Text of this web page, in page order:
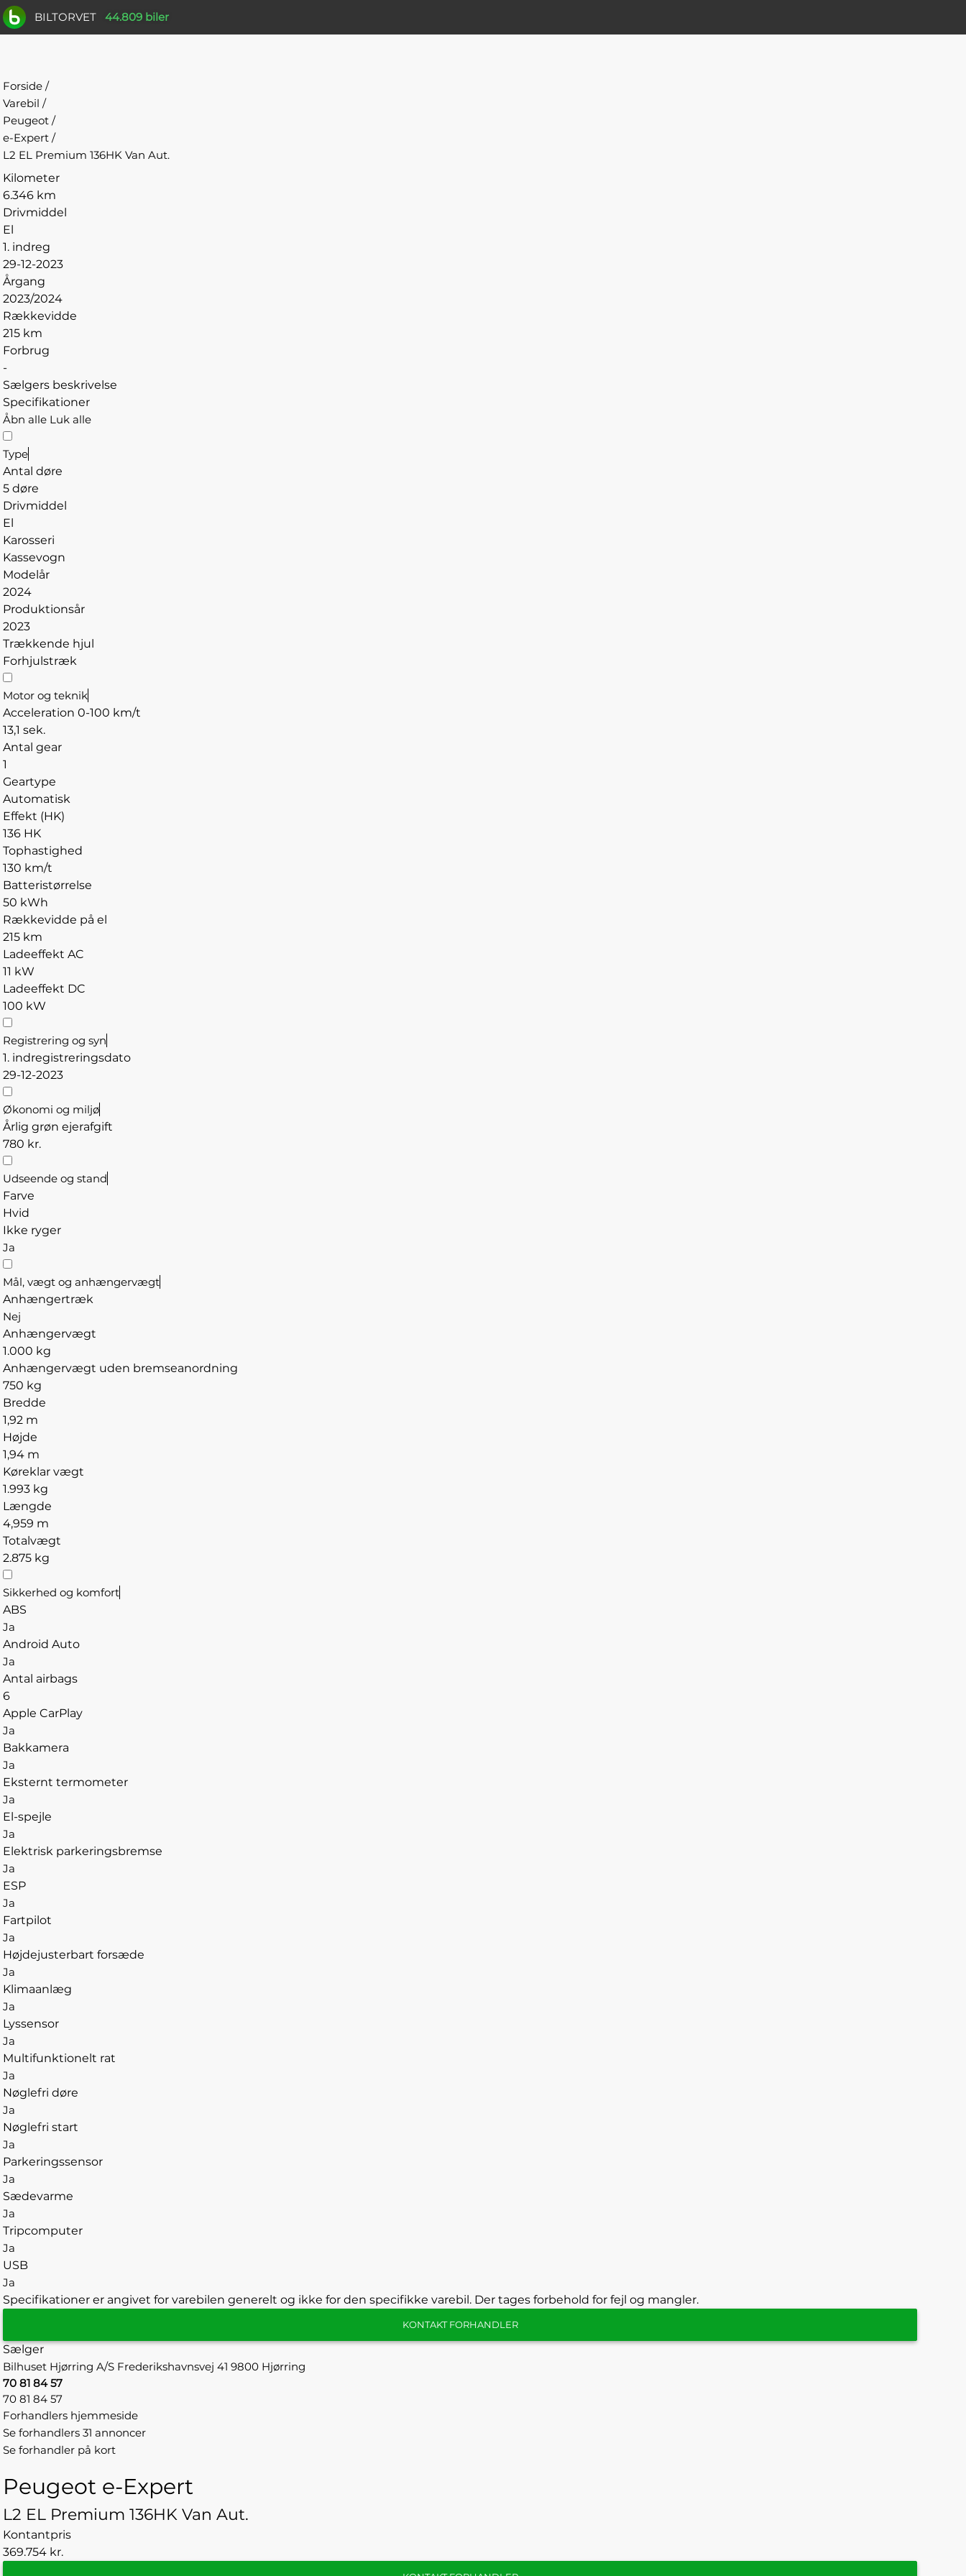
BILTORVET 44.809 biler
Forside /
Varebil /
Peugeot /
e-Expert /
L2 EL Premium 136HK Van Aut.
Kilometer
6.346 km
Drivmiddel
El
1. indreg
29-12-2023
Årgang
2023/2024
Rækkevidde
215 km
Forbrug
-
Sælgers beskrivelse
Specifikationer
Åbn alle Luk alle
Type
Antal døre
5 døre
Drivmiddel
El
Karosseri
Kassevogn
Modelår
2024
Produktionsår
2023
Trækkende hjul
Forhjulstræk
Motor og teknik
Acceleration 0-100 km/t
13,1 sek.
Antal gear
1
Geartype
Automatisk
Effekt (HK)
136 HK
Tophastighed
130 km/t
Batteristørrelse
50 kWh
Rækkevidde på el
215 km
Ladeeffekt AC
11 kW
Ladeeffekt DC
100 kW
Registrering og syn
1. indregistreringsdato
29-12-2023
Økonomi og miljø
Årlig grøn ejerafgift
780 kr.
Udseende og stand
Farve
Hvid
Ikke ryger
Ja
Mål, vægt og anhængervægt
Anhængertræk
Nej
Anhængervægt
1.000 kg
Anhængervægt uden bremseanordning
750 kg
Bredde
1,92 m
Højde
1,94 m
Køreklar vægt
1.993 kg
Længde
4,959 m
Totalvægt
2.875 kg
Sikkerhed og komfort
ABS
Ja
Android Auto
Ja
Antal airbags
6
Apple CarPlay
Ja
Bakkamera
Ja
Eksternt termometer
Ja
El-spejle
Ja
Elektrisk parkeringsbremse
Ja
ESP
Ja
Fartpilot
Ja
Højdejusterbart forsæde
Ja
Klimaanlæg
Ja
Lyssensor
Ja
Multifunktionelt rat
Ja
Nøglefri døre
Ja
Nøglefri start
Ja
Parkeringssensor
Ja
Sædevarme
Ja
Tripcomputer
Ja
USB
Ja
Specifikationer er angivet for varebilen generelt og ikke for den specifikke varebil. Der tages forbehold for fejl og mangler.
KONTAKT FORHANDLER
Sælger
Bilhuset Hjørring A/S Frederikshavnsvej 41 9800 Hjørring
70 81 84 57
70 81 84 57
Forhandlers hjemmeside
Se forhandlers 31 annoncer
Se forhandler på kort
Peugeot e-Expert
L2 EL Premium 136HK Van Aut.
Kontantpris
369.754 kr.